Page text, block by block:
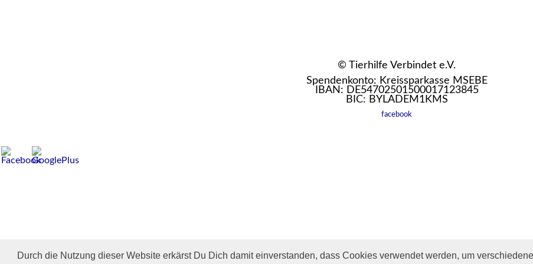
Durch die Nutzung dieser Website erkärst Du Dich damit einverstanden, dass Cookies verwendet werden, um
© Tierhilfe Verbindet e.V.
Spendenkonto: Kreissparkasse MSEBE
IBAN: DE54702501500017123845
BIC: BYLADEM1KMS
facebook